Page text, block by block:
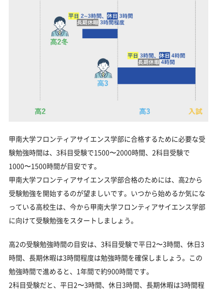
甲南大学フロンティアサイエンス学部に合格するために必要な受
験勉強時間は、3科目受験で1500〜2000時間、2科目受験で
1000〜1500時間が目安です。
甲南大学フロンティアサイエンス学部合格のためには、高2から
受験勉強を開始するのが望ましいです。いつから始めるか気にな
っている高校生は、今から甲南大学フロンティアサイエンス学部
に向けて受験勉強をスタートしましょう。
高2の受験勉強時間の目安は、3科目受験で平日2〜3時間、休日3
時間、長期休暇は3時間程度は勉強時間を確保しましょう。この
勉強時間で進めると、1年間で約900時間です。
2科目受験だと、平日2〜3時間、休日3時間、長期休暇は3時間程